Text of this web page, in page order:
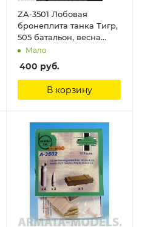
ZA-3501 Лобовая
бронеплита танка Тигр,
505 батальон, весна
1944 г. Zack-Atak models
Мало
400 руб.
В корзину